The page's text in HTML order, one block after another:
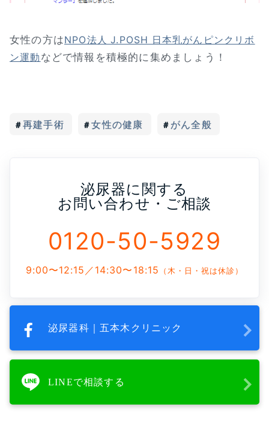
女性の方はNPO法人 J.POSH 日本乳がんピンクリボ
ン運動 などで情報を積極的に集めましょう！
再建手術 女性の健康 がん全般
泌尿器に関する
お問い合わせ・ご相談
0120-50-5929
9:00〜12:15／14:30〜18:15 （木・日・祝は休診）
泌尿器科｜五本木クリニック
LINEで相談する